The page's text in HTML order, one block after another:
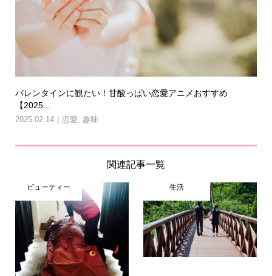
バレンタインに観たい！甘酸っぱい恋愛アニメおすすめ
【2025...
2025.02.14 恋愛 趣味
関連記事一覧
ビューティー 生活